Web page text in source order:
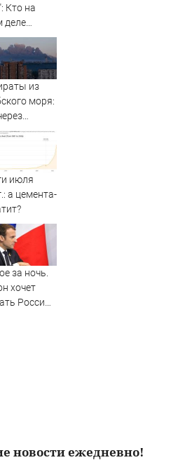
Кто на
деле
в смерти
Зезина,
на
горохом
из
моря:
о
»
NEWS
июля
а цемента-
за ночь.
хочет
Россию,
новости ежедневно!